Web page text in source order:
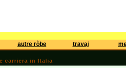
autre ròbe travaj
carriera in Italia